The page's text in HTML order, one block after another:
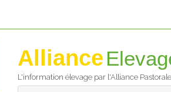
Alliance
L'information élevage par l'Alliance Pastorale